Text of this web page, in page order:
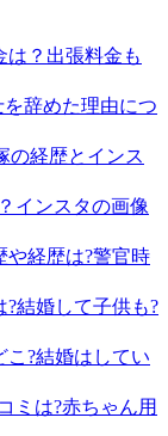
は？出張料金も
辞めた理由につ
の経歴とインス
インスタの画像
や経歴は?警官時
結婚して子供も?
こ?結婚はしてい
ミは?赤ちゃん用